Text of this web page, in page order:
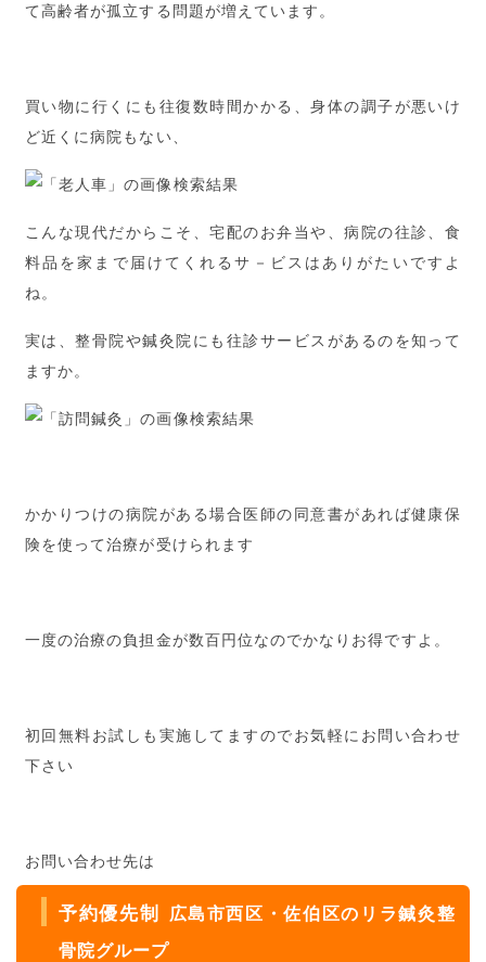
て高齢者が孤立する問題が増えています。
買い物に行くにも往復数時間かかる、身体の調子が悪いけ
ど近くに病院もない、
こんな現代だからこそ、宅配のお弁当や、病院の往診、食
料品を家まで届けてくれるサ－ビスはありがたいですよ
ね。
実は、整骨院や鍼灸院にも往診サービスがあるのを知って
ますか。
かかりつけの病院がある場合医師の同意書があれば健康保
険を使って治療が受けられます
一度の治療の負担金が数百円位なのでかなりお得ですよ。
初回無料お試しも実施してますのでお気軽にお問い合わせ
下さい
お問い合わせ先は
予約優先制
広島市西区・佐伯区のリラ鍼灸整
骨院グループ